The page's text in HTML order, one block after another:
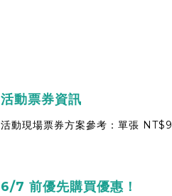
活動票券資訊
活動現場票券方案參考：單張
6/7 前優先購買優惠！